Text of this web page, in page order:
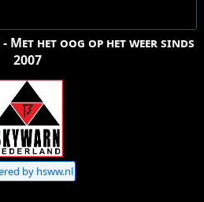
Met het oog op het weer sinds
2007
by hsww.nl